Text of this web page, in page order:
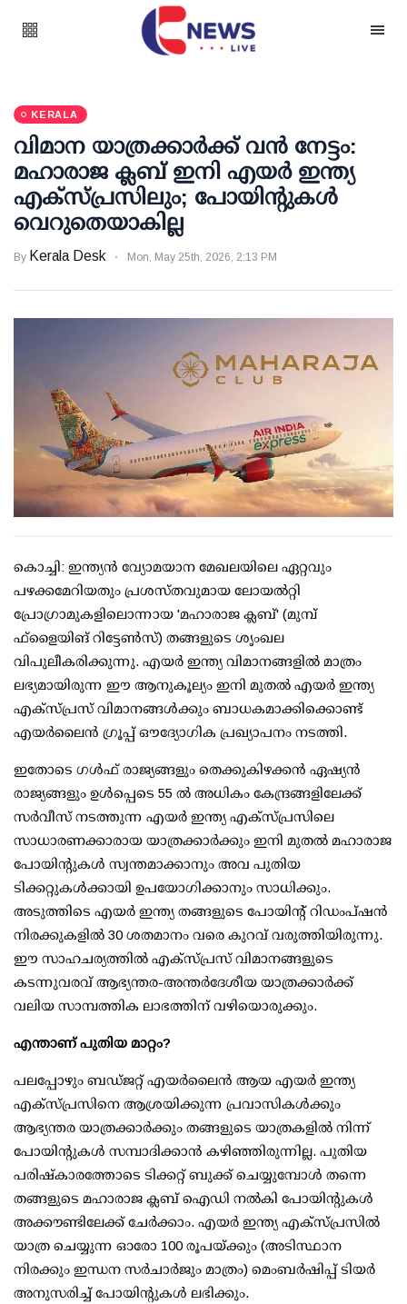
KERALA
വിമാന യാത്രക്കാര്‍ക്ക് വന്‍ നേട്ടം:
മഹാരാജ ക്ലബ് ഇനി എയര്‍ ഇന്ത്യ
എക്‌സ്പ്രസിലും; പോയിന്റുകള്‍
വെറുതെയാകില്ല
By Kerala Desk Mon, May 25th, 2026, 2:13 PM
കൊച്ചി: ഇന്ത്യന്‍ വ്യോമയാന മേഖലയിലെ ഏറ്റവും
പഴക്കമേറിയതും പ്രശസ്തവുമായ ലോയല്‍റ്റി
പ്രോഗ്രാമുകളിലൊന്നായ 'മഹാരാജ ക്ലബ്' (മുമ്പ്
ഫ്‌ളൈയിങ് റിട്ടേണ്‍സ്) തങ്ങളുടെ ശൃംഖല
വിപുലീകരിക്കുന്നു. എയര്‍ ഇന്ത്യ വിമാനങ്ങളില്‍ മാത്രം
ലഭ്യമായിരുന്ന ഈ ആനുകൂല്യം ഇനി മുതല്‍ എയര്‍ ഇന്ത്യ
എക്‌സ്പ്രസ് വിമാനങ്ങള്‍ക്കും ബാധകമാക്കിക്കൊണ്ട്
എയര്‍ലൈന്‍ ഗ്രൂപ്പ് ഔദ്യോഗിക പ്രഖ്യാപനം നടത്തി.
ഇതോടെ ഗള്‍ഫ് രാജ്യങ്ങളും തെക്കുകിഴക്കന്‍ ഏഷ്യന്‍
രാജ്യങ്ങളും ഉള്‍പ്പെടെ 55 ല്‍ അധികം കേന്ദ്രങ്ങളിലേക്ക്
സര്‍വീസ് നടത്തുന്ന എയര്‍ ഇന്ത്യ എക്‌സ്പ്രസിലെ
സാധാരണക്കാരായ യാത്രക്കാര്‍ക്കും ഇനി മുതല്‍ മഹാരാജ
പോയിന്റുകള്‍ സ്വന്തമാക്കാനും അവ പുതിയ
ടിക്കറ്റുകള്‍ക്കായി ഉപയോഗിക്കാനും സാധിക്കും.
അടുത്തിടെ എയര്‍ ഇന്ത്യ തങ്ങളുടെ പോയിന്റ് റിഡംപ്ഷന്‍
നിരക്കുകളില്‍ 30 ശതമാനം വരെ കുറവ് വരുത്തിയിരുന്നു.
ഈ സാഹചര്യത്തില്‍ എക്‌സ്പ്രസ് വിമാനങ്ങളുടെ
കടന്നുവരവ് ആഭ്യന്തര-അന്തര്‍ദേശീയ യാത്രക്കാര്‍ക്ക്
വലിയ സാമ്പത്തിക ലാഭത്തിന് വഴിയൊരുക്കും.
എന്താണ് പുതിയ മാറ്റം?
പലപ്പോഴും ബഡ്ജറ്റ് എയര്‍ലൈന്‍ ആയ എയര്‍ ഇന്ത്യ
എക്‌സ്പ്രസിനെ ആശ്രയിക്കുന്ന പ്രവാസികള്‍ക്കും
ആഭ്യന്തര യാത്രക്കാര്‍ക്കും തങ്ങളുടെ യാത്രകളില്‍ നിന്ന്
പോയിന്റുകള്‍ സമ്പാദിക്കാന്‍ കഴിഞ്ഞിരുന്നില്ല. പുതിയ
പരിഷ്‌കാരത്തോടെ ടിക്കറ്റ് ബുക്ക് ചെയ്യുമ്പോള്‍ തന്നെ
തങ്ങളുടെ മഹാരാജ ക്ലബ് ഐഡി നല്‍കി പോയിന്റുകള്‍
അക്കൗണ്ടിലേക്ക് ചേര്‍ക്കാം. എയര്‍ ഇന്ത്യ എക്‌സ്പ്രസില്‍
യാത്ര ചെയ്യുന്ന ഓരോ 100 രൂപയ്ക്കും (അടിസ്ഥാന
നിരക്കും ഇന്ധന സര്‍ചാര്‍ജും മാത്രം) മെംബര്‍ഷിപ്പ് ടിയര്‍
അനുസരിച്ച് പോയിന്റുകള്‍ ലഭിക്കും.